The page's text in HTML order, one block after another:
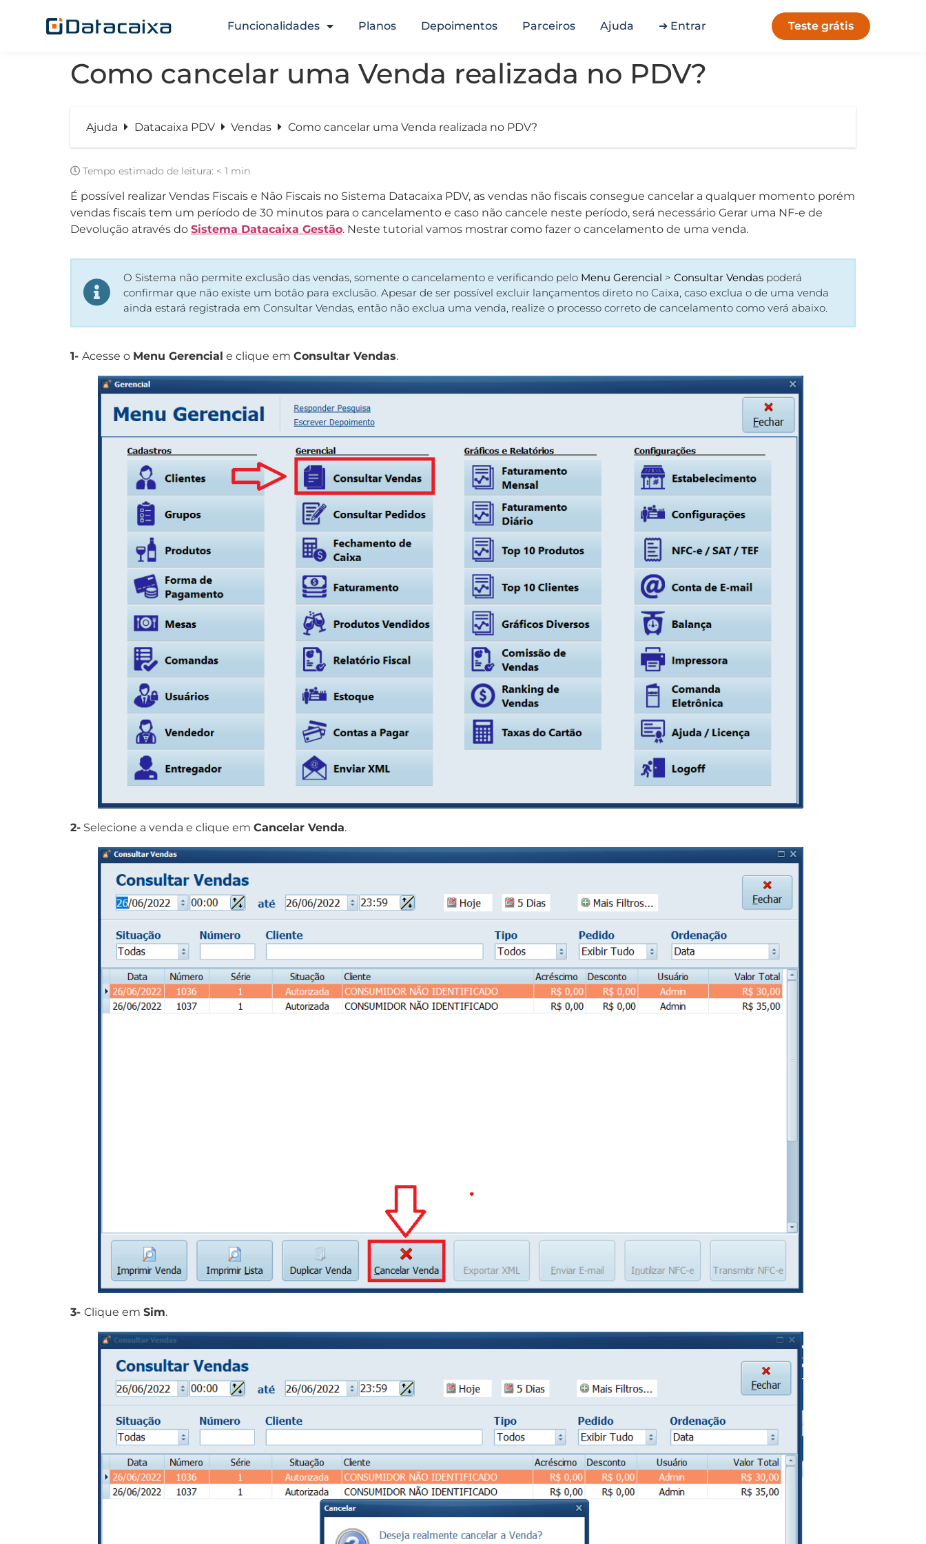
Funcionalidades Planos Depoimentos Parceiros Ajuda ➔ Entrar Teste grátis
Como cancelar uma Venda realizada no PDV?
Ajuda Datacaixa PDV Vendas Como cancelar uma Venda realizada no PDV?
Tempo estimado de leitura: < 1 min
É possível realizar Vendas Fiscais e Não Fiscais no Sistema Datacaixa PDV, as vendas não fiscais consegue cancelar a qualquer momento porém
vendas fiscais tem um período de 30 minutos para o cancelamento e caso não cancele neste período, será necessário Gerar uma NF-e de
Devolução através do Sistema Datacaixa Gestão. Neste tutorial vamos mostrar como fazer o cancelamento de uma venda.
O Sistema não permite exclusão das vendas, somente o cancelamento e verificando pelo Menu Gerencial > Consultar Vendas poderá
confirmar que não existe um botão para exclusão. Apesar de ser possível excluir lançamentos direto no Caixa, caso exclua o de uma venda
ainda estará registrada em Consultar Vendas, então não exclua uma venda, realize o processo correto de cancelamento como verá abaixo.
1- Acesse o Menu Gerencial e clique em Consultar Vendas.
2- Selecione a venda e clique em Cancelar Venda.
3- Clique em Sim.